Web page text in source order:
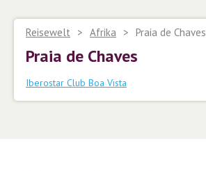
Reisewelt > Afrika > Praia de Chaves
Praia de Chaves
Iberostar Club Boa Vista